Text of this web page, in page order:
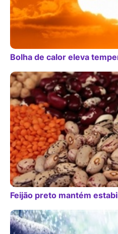
Bolha de calor eleva
Feijão preto mantém